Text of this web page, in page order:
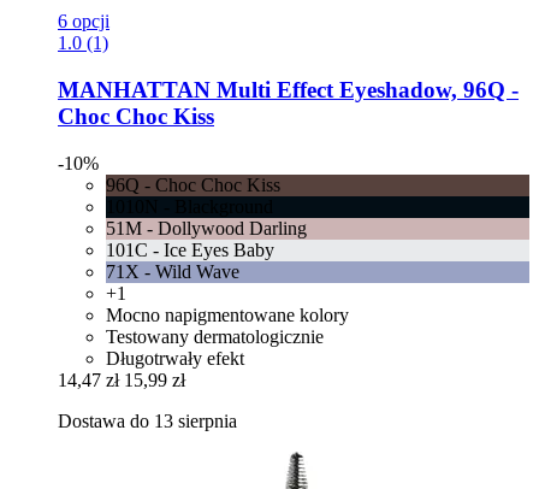
6 opcji
1.0 (1)
MANHATTAN Multi Effect Eyeshadow, 96Q -​
Choc Choc Kiss
-10%
96Q - Choc Choc Kiss
51M - Dollywood Darling
101C - Ice Eyes Baby
71X - Wild Wave
+1
Mocno napigmentowane kolory
Testowany dermatologicznie
Długotrwały efekt
14,47 zł 15,99 zł
Dostawa do 13 sierpnia